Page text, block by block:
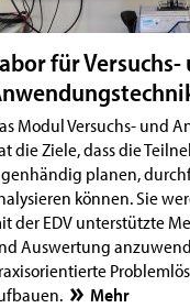
für Versuchs-
Modul Versuchs- und
die Ziele, dass die
planen,
können. Sie
der EDV unterstützte
Auswertung
Mehr